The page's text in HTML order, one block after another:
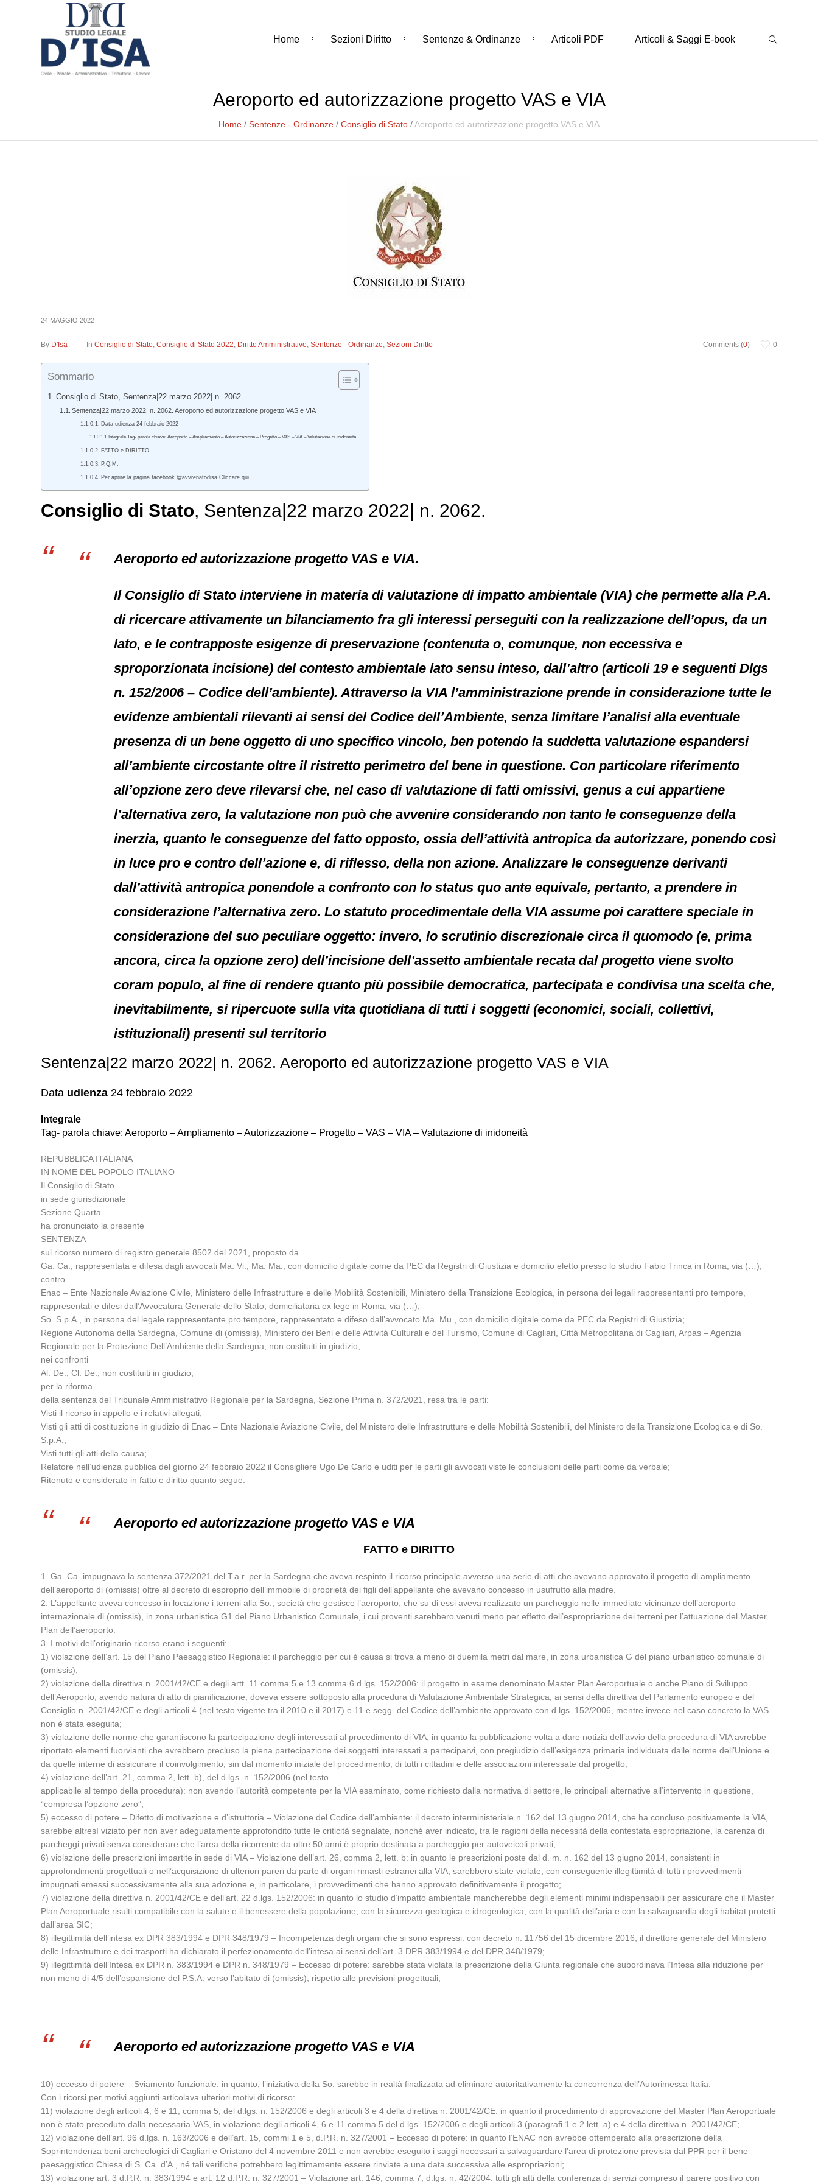
Home Sezioni Diritto Sentenze & Ordinanze Articoli PDF Articoli & Saggi E-book
Aeroporto ed autorizzazione progetto VAS e VIA
Home / Sentenze - Ordinanze / Consiglio di Stato /Aeroporto ed autorizzazione progetto VAS e VIA
24 MAGGIO 2022
Comments (0) 0
By D'Isa InConsiglio di Stato,Consiglio di Stato 2022, Diritto Amministrativo,Sentenze - Ordinanze,Sezioni Diritto
Sommario
Consiglio di Stato, Sentenza|22 marzo 2022| n. 2062.
Sentenza|22 marzo 2022| n. 2062. Aeroporto ed autorizzazione progetto VAS e VIA
Data udienza 24 febbraio 2022
Integrale Tag- parola chiave: Aeroporto – Ampliamento – Autorizzazione – Progetto – VAS – VIA – Valutazione di inidoneità
FATTO e DIRITTO
P.Q.M.
Per aprire la pagina facebook @avvrenatodisa Cliccare qui
Consiglio di Stato, Sentenza|22 marzo 2022| n. 2062.
Aeroporto ed autorizzazione progetto VAS e VIA.
Il Consiglio di Stato interviene in materia di valutazione di impatto ambientale (VIA) che permette alla P.A.
di ricercare attivamente un bilanciamento fra gli interessi perseguiti con la realizzazione dell’opus, da un
lato, e le contrapposte esigenze di preservazione (contenuta o, comunque, non eccessiva e
sproporzionata incisione) del contesto ambientale lato sensu inteso, dall’altro (articoli 19 e seguenti Dlgs
n. 152/2006 – Codice dell’ambiente). Attraverso la VIA l’amministrazione prende in considerazione tutte le
evidenze ambientali rilevanti ai sensi del Codice dell’Ambiente, senza limitare l’analisi alla eventuale
presenza di un bene oggetto di uno specifico vincolo, ben potendo la suddetta valutazione espandersi
all’ambiente circostante oltre il ristretto perimetro del bene in questione. Con particolare riferimento
all’opzione zero deve rilevarsi che, nel caso di valutazione di fatti omissivi, genus a cui appartiene
l’alternativa zero, la valutazione non può che avvenire considerando non tanto le conseguenze della
inerzia, quanto le conseguenze del fatto opposto, ossia dell’attività antropica da autorizzare, ponendo così
in luce pro e contro dell’azione e, di riflesso, della non azione. Analizzare le conseguenze derivanti
dall’attività antropica ponendole a confronto con lo status quo ante equivale, pertanto, a prendere in
considerazione l’alternativa zero. Lo statuto procedimentale della VIA assume poi carattere speciale in
considerazione del suo peculiare oggetto: invero, lo scrutinio discrezionale circa il quomodo (e, prima
ancora, circa la opzione zero) dell’incisione dell’assetto ambientale recata dal progetto viene svolto
coram populo, al fine di rendere quanto più possibile democratica, partecipata e condivisa una scelta che,
inevitabilmente, si ripercuote sulla vita quotidiana di tutti i soggetti (economici, sociali, collettivi,
istituzionali) presenti sul territorio
Sentenza|22 marzo 2022| n. 2062. Aeroporto ed autorizzazione progetto VAS e VIA
Data udienza 24 febbraio 2022
Integrale
Tag- parola chiave: Aeroporto – Ampliamento – Autorizzazione – Progetto – VAS – VIA – Valutazione di inidoneità
REPUBBLICA ITALIANA
IN NOME DEL POPOLO ITALIANO
Il Consiglio di Stato
in sede giurisdizionale
Sezione Quarta
ha pronunciato la presente
SENTENZA
sul ricorso numero di registro generale 8502 del 2021, proposto da
Ga. Ca., rappresentata e difesa dagli avvocati Ma. Vi., Ma. Ma., con domicilio digitale come da PEC da Registri di Giustizia e domicilio eletto presso lo studio Fabio Trinca in Roma, via (…);
contro
Enac – Ente Nazionale Aviazione Civile, Ministero delle Infrastrutture e delle Mobilità Sostenibili, Ministero della Transizione Ecologica, in persona dei legali rappresentanti pro tempore,
rappresentati e difesi dall’Avvocatura Generale dello Stato, domiciliataria ex lege in Roma, via (…);
So. S.p.A., in persona del legale rappresentante pro tempore, rappresentato e difeso dall’avvocato Ma. Mu., con domicilio digitale come da PEC da Registri di Giustizia;
Regione Autonoma della Sardegna, Comune di (omissis), Ministero dei Beni e delle Attività Culturali e del Turismo, Comune di Cagliari, Città Metropolitana di Cagliari, Arpas – Agenzia
Regionale per la Protezione Dell’Ambiente della Sardegna, non costituiti in giudizio;
nei confronti
Al. De., Cl. De., non costituiti in giudizio;
per la riforma
della sentenza del Tribunale Amministrativo Regionale per la Sardegna, Sezione Prima n. 372/2021, resa tra le parti:
Visti il ricorso in appello e i relativi allegati;
Visti gli atti di costituzione in giudizio di Enac – Ente Nazionale Aviazione Civile, del Ministero delle Infrastrutture e delle Mobilità Sostenibili, del Ministero della Transizione Ecologica e di So.
S.p.A.;
Visti tutti gli atti della causa;
Relatore nell’udienza pubblica del giorno 24 febbraio 2022 il Consigliere Ugo De Carlo e uditi per le parti gli avvocati viste le conclusioni delle parti come da verbale;
Ritenuto e considerato in fatto e diritto quanto segue.
Aeroporto ed autorizzazione progetto VAS e VIA
FATTO e DIRITTO
1. Ga. Ca. impugnava la sentenza 372/2021 del T.a.r. per la Sardegna che aveva respinto il ricorso principale avverso una serie di atti che avevano approvato il progetto di ampliamento
dell’aeroporto di (omissis) oltre al decreto di esproprio dell’immobile di proprietà dei figli dell’appellante che avevano concesso in usufrutto alla madre.
2. L’appellante aveva concesso in locazione i terreni alla So., società che gestisce l’aeroporto, che su di essi aveva realizzato un parcheggio nelle immediate vicinanze dell’aeroporto
internazionale di (omissis), in zona urbanistica G1 del Piano Urbanistico Comunale, i cui proventi sarebbero venuti meno per effetto dell’espropriazione dei terreni per l’attuazione del Master
Plan dell’aeroporto.
3. I motivi dell’originario ricorso erano i seguenti:
1) violazione dell’art. 15 del Piano Paesaggistico Regionale: il parcheggio per cui è causa si trova a meno di duemila metri dal mare, in zona urbanistica G del piano urbanistico comunale di
(omissis);
2) violazione della direttiva n. 2001/42/CE e degli artt. 11 comma 5 e 13 comma 6 d.lgs. 152/2006: il progetto in esame denominato Master Plan Aeroportuale o anche Piano di Sviluppo
dell’Aeroporto, avendo natura di atto di pianificazione, doveva essere sottoposto alla procedura di Valutazione Ambientale Strategica, ai sensi della direttiva del Parlamento europeo e del
Consiglio n. 2001/42/CE e degli articoli 4 (nel testo vigente tra il 2010 e il 2017) e 11 e segg. del Codice dell’ambiente approvato con d.lgs. 152/2006, mentre invece nel caso concreto la VAS
non è stata eseguita;
3) violazione delle norme che garantiscono la partecipazione degli interessati al procedimento di VIA, in quanto la pubblicazione volta a dare notizia dell’avvio della procedura di VIA avrebbe
riportato elementi fuorvianti che avrebbero precluso la piena partecipazione dei soggetti interessati a parteciparvi, con pregiudizio dell’esigenza primaria individuata dalle norme dell’Unione e
da quelle interne di assicurare il coinvolgimento, sin dal momento iniziale del procedimento, di tutti i cittadini e delle associazioni interessate dal progetto;
4) violazione dell’art. 21, comma 2, lett. b), del d.lgs. n. 152/2006 (nel testo
applicabile al tempo della procedura): non avendo l’autorità competente per la VIA esaminato, come richiesto dalla normativa di settore, le principali alternative all’intervento in questione,
“compresa l’opzione zero”;
5) eccesso di potere – Difetto di motivazione e d’istruttoria – Violazione del Codice dell’ambiente: il decreto interministeriale n. 162 del 13 giugno 2014, che ha concluso positivamente la VIA,
sarebbe altresì viziato per non aver adeguatamente approfondito tutte le criticità segnalate, nonché aver indicato, tra le ragioni della necessità della contestata espropriazione, la carenza di
parcheggi privati senza considerare che l’area della ricorrente da oltre 50 anni è proprio destinata a parcheggio per autoveicoli privati;
6) violazione delle prescrizioni impartite in sede di VIA – Violazione dell’art. 26, comma 2, lett. b: in quanto le prescrizioni poste dal d. m. n. 162 del 13 giugno 2014, consistenti in
approfondimenti progettuali o nell’acquisizione di ulteriori pareri da parte di organi rimasti estranei alla VIA, sarebbero state violate, con conseguente illegittimità di tutti i provvedimenti
impugnati emessi successivamente alla sua adozione e, in particolare, i provvedimenti che hanno approvato definitivamente il progetto;
7) violazione della direttiva n. 2001/42/CE e dell’art. 22 d.lgs. 152/2006: in quanto lo studio d’impatto ambientale mancherebbe degli elementi minimi indispensabili per assicurare che il Master
Plan Aeroportuale risulti compatibile con la salute e il benessere della popolazione, con la sicurezza geologica e idrogeologica, con la qualità dell’aria e con la salvaguardia degli habitat protetti
dall’area SIC;
8) illegittimità dell’intesa ex DPR 383/1994 e DPR 348/1979 – Incompetenza degli organi che si sono espressi: con decreto n. 11756 del 15 dicembre 2016, il direttore generale del Ministero
delle Infrastrutture e dei trasporti ha dichiarato il perfezionamento dell’intesa ai sensi dell’art. 3 DPR 383/1994 e del DPR 348/1979;
9) illegittimità dell’Intesa ex DPR n. 383/1994 e DPR n. 348/1979 – Eccesso di potere: sarebbe stata violata la prescrizione della Giunta regionale che subordinava l’Intesa alla riduzione per
non meno di 4/5 dell’espansione del P.S.A. verso l’abitato di (omissis), rispetto alle previsioni progettuali;
Aeroporto ed autorizzazione progetto VAS e VIA
10) eccesso di potere – Sviamento funzionale: in quanto, l’iniziativa della So. sarebbe in realtà finalizzata ad eliminare autoritativamente la concorrenza dell’Autorimessa Italia.
Con i ricorsi per motivi aggiunti articolava ulteriori motivi di ricorso:
11) violazione degli articoli 4, 6 e 11, comma 5, del d.lgs. n. 152/2006 e degli articoli 3 e 4 della direttiva n. 2001/42/CE: in quanto il procedimento di approvazione del Master Plan Aeroportuale
non è stato preceduto dalla necessaria VAS, in violazione degli articoli 4, 6 e 11 comma 5 del d.lgs. 152/2006 e degli articoli 3 (paragrafi 1 e 2 lett. a) e 4 della direttiva n. 2001/42/CE;
12) violazione dell’art. 96 d.lgs. n. 163/2006 e dell’art. 15, commi 1 e 5, d.P.R. n. 327/2001 – Eccesso di potere: in quanto l’ENAC non avrebbe ottemperato alla prescrizione della
Soprintendenza beni archeologici di Cagliari e Oristano del 4 novembre 2011 e non avrebbe eseguito i saggi necessari a salvaguardare l’area di protezione prevista dal PPR per il bene
paesaggistico Chiesa di S. Ca. d’A., né tali verifiche potrebbero legittimamente essere rinviate a una data successiva alle espropriazioni;
13) violazione art. 3 d.P.R. n. 383/1994 e art. 12 d.P.R. n. 327/2001 – Violazione art. 146, comma 7, d.lgs. n. 42/2004: tutti gli atti della conferenza di servizi compreso il parere positivo con